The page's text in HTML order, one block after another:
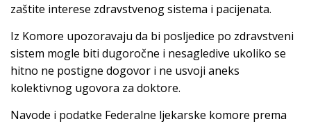
zaštite interese zdravstvenog sistema i pacijenata.
Iz Komore upozoravaju da bi posljedice po zdravstveni
sistem mogle biti dugoročne i nesagledive ukoliko se
hitno ne postigne dogovor i ne usvoji aneks
kolektivnog ugovora za doktore.
Navode i podatke Federalne ljekarske komore prema